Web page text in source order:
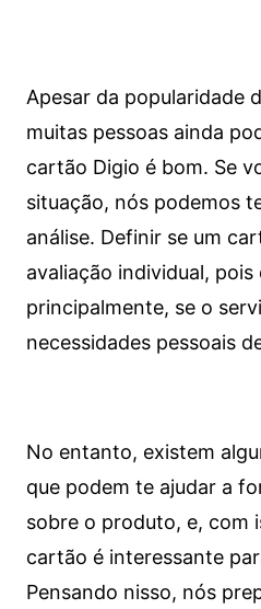
Apesar da popularidade
muitas pessoas ainda
cartão Digio é bom. Se
situação, nós podemos
análise. Definir se um
avaliação individual, pois
principalmente, se o
necessidades pessoais
No entanto, existem
que podem te ajudar a
sobre o produto, e, com
cartão é interessante
Pensando nisso, nós